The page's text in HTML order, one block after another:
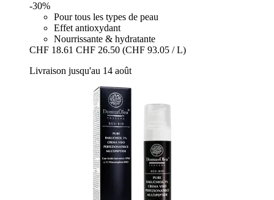
-30%
Pour tous les types de peau
Effet antioxydant
Nourrissante & hydratante
CHF 18.61 CHF 26.50 (CHF 93.05 / L)
Livraison jusqu'au 14 août